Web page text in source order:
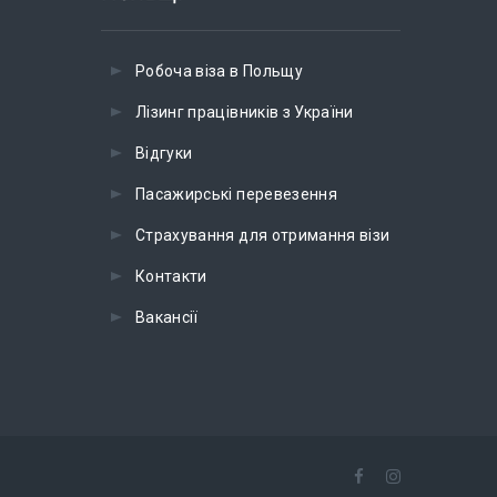
Робоча віза в Польщу
Лізинг працівників з України
Відгуки
Пасажирські перевезення
Страхування для отримання візи
Контакти
Вакансії